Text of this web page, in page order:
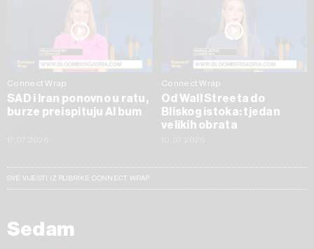
Connect Wrap
SAD i Iran ponovno u ratu,
burze preispituju AI bum
Connect Wrap
Od Wall Streeta do
Bliskog istoka: tjedan
velikih obrata
SVE VIJESTI IZ RUBRIKE CONNECT WRAP
Sedam